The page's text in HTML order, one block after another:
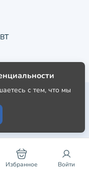
Избранное Войти
с тем, что мы